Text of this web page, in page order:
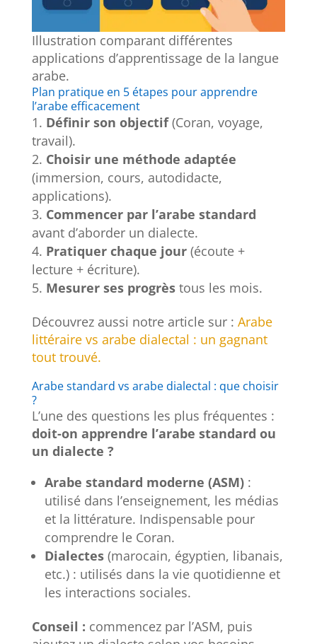
Illustration comparant différentes
applications d’apprentissage de la langue
arabe.
Plan pratique en 5 étapes pour apprendre
l’arabe efficacement
Définir son objectif(Coran, voyage,
travail).
Choisir une méthode adaptée
(immersion, cours, autodidacte,
applications).
Commencer par l’arabe standard
avant d’aborder un dialecte.
Pratiquer chaque jour(écoute +
lecture + écriture).
Mesurer ses progrèstous les mois.
Découvrez aussi notre article sur : Arabe
littéraire vs arabe dialectal : un gagnant
tout trouvé.
Arabe standard vs arabe dialectal : que choisir
?
L’une des questions les plus fréquentes :
doit-on apprendre l’arabe standard ou
un dialecte ?
Arabe standard moderne (ASM):
utilisé dans l’enseignement, les médias
et la littérature. Indispensable pour
comprendre le Coran.
Dialectes(marocain, égyptien, libanais,
etc.) : utilisés dans la vie quotidienne et
les interactions sociales.
Conseil : commencez par l’ASM, puis